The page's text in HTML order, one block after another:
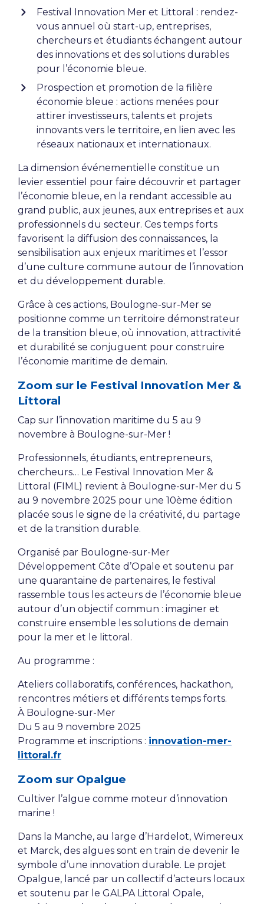
Festival Innovation Mer et Littoral : rendez-
vous annuel où start-up, entreprises,
chercheurs et étudiants échangent autour
des innovations et des solutions durables
pour l’économie bleue.
Prospection et promotion de la filière
économie bleue : actions menées pour
attirer investisseurs, talents et projets
innovants vers le territoire, en lien avec les
réseaux nationaux et internationaux.
La dimension événementielle constitue un
levier essentiel pour faire découvrir et partager
l’économie bleue, en la rendant accessible au
grand public, aux jeunes, aux entreprises et aux
professionnels du secteur. Ces temps forts
favorisent la diffusion des connaissances, la
sensibilisation aux enjeux maritimes et l’essor
d’une culture commune autour de l’innovation
et du développement durable.
Grâce à ces actions, Boulogne-sur-Mer se
positionne comme un territoire démonstrateur
de la transition bleue, où innovation, attractivité
et durabilité se conjuguent pour construire
l’économie maritime de demain.
Zoom sur le Festival Innovation Mer &
Littoral
Cap sur l’innovation maritime du 5 au 9
novembre à Boulogne-sur-Mer !
Professionnels, étudiants, entrepreneurs,
chercheurs… Le Festival Innovation Mer &
Littoral (FIML) revient à Boulogne-sur-Mer du 5
au 9 novembre 2025 pour une 10ème édition
placée sous le signe de la créativité, du partage
et de la transition durable.
Organisé par Boulogne-sur-Mer
Développement Côte d’Opale et soutenu par
une quarantaine de partenaires, le festival
rassemble tous les acteurs de l’économie bleue
autour d’un objectif commun : imaginer et
construire ensemble les solutions de demain
pour la mer et le littoral.
Au programme :
Ateliers collaboratifs, conférences, hackathon,
rencontres métiers et différents temps forts.
À Boulogne-sur-Mer
Du 5 au 9 novembre 2025
Programme et inscriptions : innovation-mer-
littoral.fr
Zoom sur Opalgue
Cultiver l’algue comme moteur d’innovation
marine !
Dans la Manche, au large d’Hardelot, Wimereux
et Marck, des algues sont en train de devenir le
symbole d’une innovation durable. Le projet
Opalgue, lancé par un collectif d’acteurs locaux
et soutenu par le GALPA Littoral Opale,